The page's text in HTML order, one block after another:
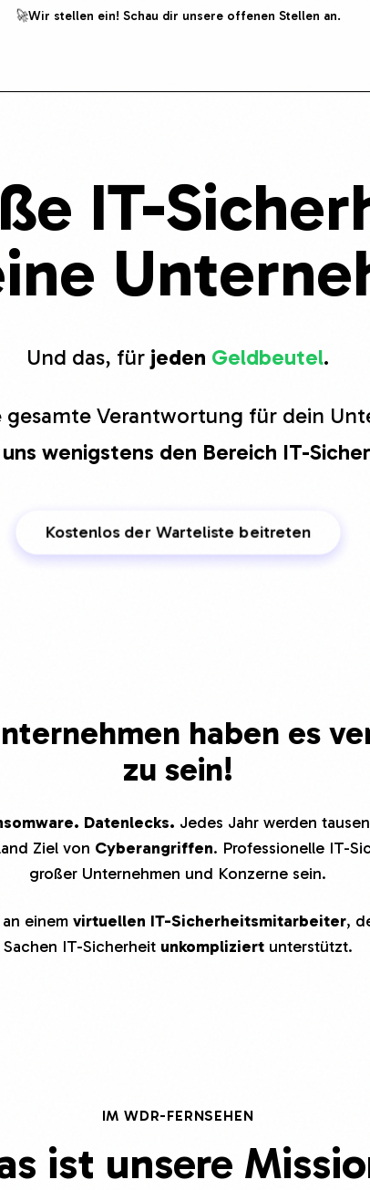
🚀Wir stellen ein! Schau dir unsere offenen Stellen an.
IT-
Und das, für jeden Geldbeutel.
gesamte Verantwortung für dein
wenigstens den Bereich IT-
Kostenlos der Warteliste beitreten
haben es
zu sein!
Datenlecks. Jedes Jahr werden
Ziel von Cyberangriffen. Professionelle IT-
großer Unternehmen und Konzerne sein.
einem virtuellen IT-Sicherheitsmitarbeiter,
Sachen IT-Sicherheit unkompliziertunterstützt.
IM WDR-FERNSEHEN
ist unsere